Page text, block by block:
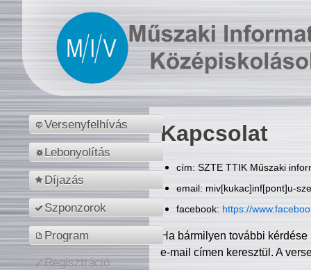
Versenyfelhívás
Lebonyolítás
Díjazás
Szponzorok
Program
Regisztráció
Kapcsolat
cím: SZTE TTIK Műszaki
email: miv[kukac]inf[pont]u-
facebook: https://
Ha bármilyen további
e-mail címen keresztül. A